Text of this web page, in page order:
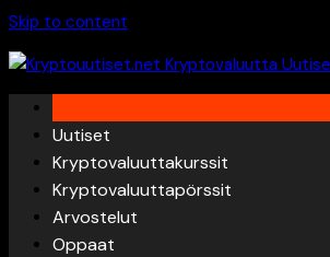
Skip to content
Uutiset
Kryptovaluuttakurssit
Kryptovaluuttapörssit
Arvostelut
Oppaat